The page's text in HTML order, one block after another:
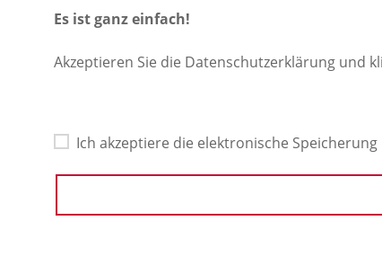
Es ist ganz einfach!
Akzeptieren Sie die Datenschutzerklärung und
Ich akzeptiere die elektronische